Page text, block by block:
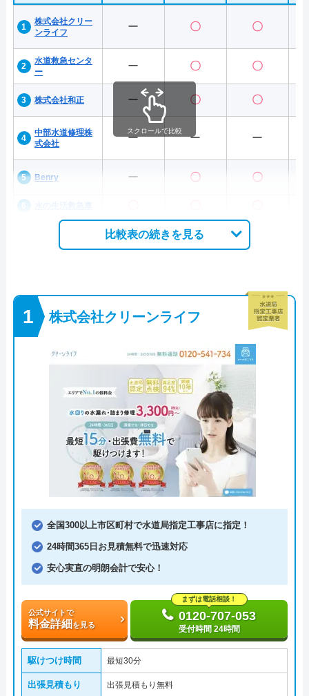
株式会社クリー
ンライフ
ー 〇 〇
水道救急センタ
ー
ー 〇 〇
株式会社和正 ー 〇 〇
中部水道修理株
式会社
ー ー ー
Benry ー 〇 〇
スクロールで比較
比較表の続きを見る
株式会社クリーンライフ
全国300以上市区町村で水道局指定工事店に指定！
24時間365日お見積無料で迅速対応
安心実直の明朗会計で安心！
公式サイトで
料金詳細を見る
まずは電話相談！
0120-707-053
受付時間 24時間
駆けつけ時間 最短30分
出張見積もり 出張見積もり無料